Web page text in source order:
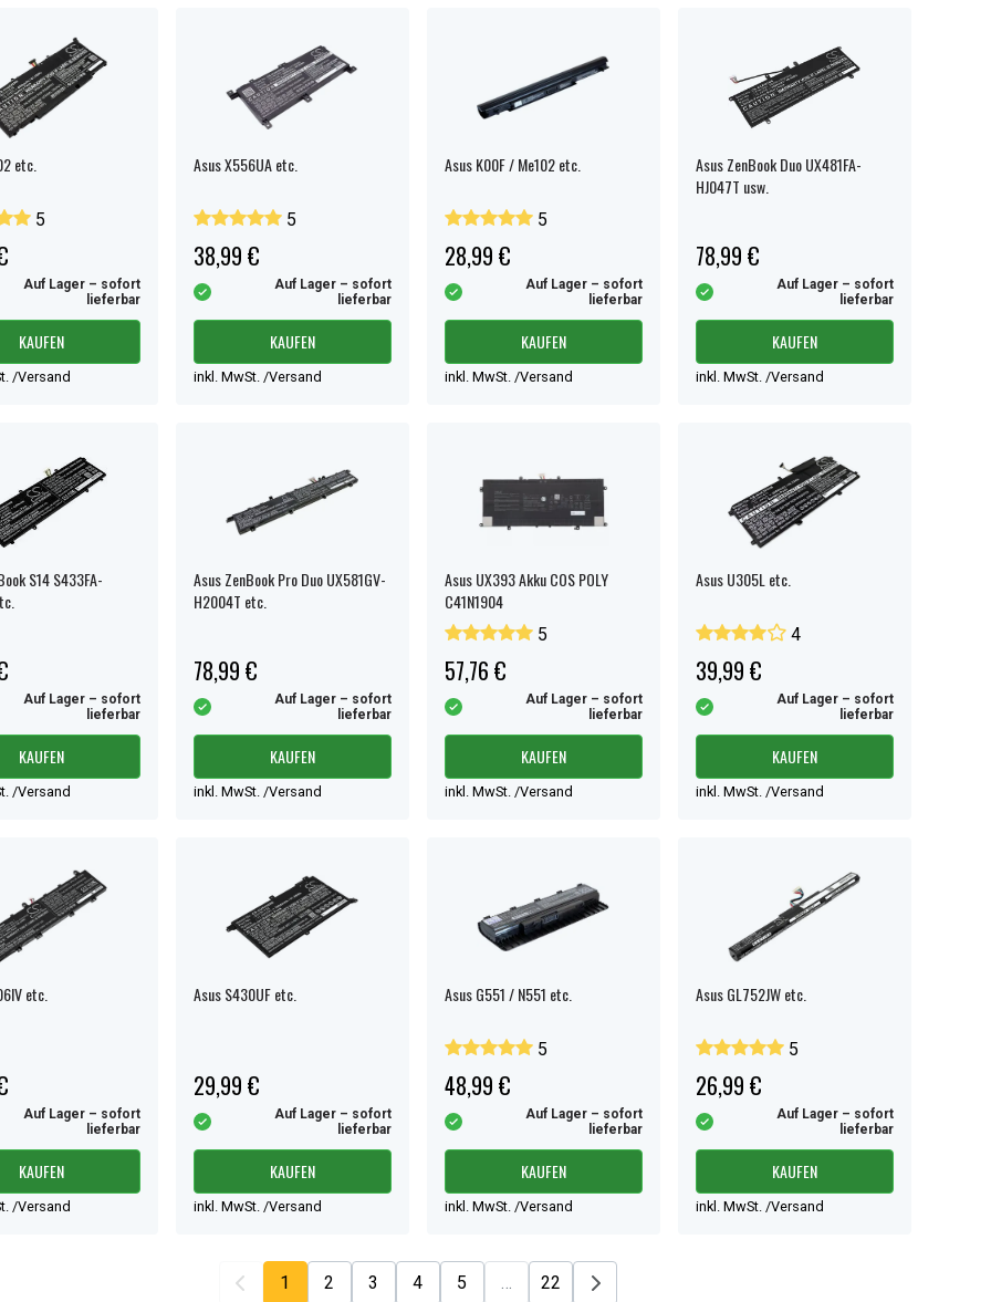
etc.
5
Auf Lager – sofort
lieferbar
KAUFEN
/Versand
Asus X556UA etc.
5
38,99 €
Auf Lager – sofort
lieferbar
KAUFEN
inkl. MwSt. /Versand
Asus K00F / Me102 etc.
5
28,99 €
Auf Lager – sofort
lieferbar
KAUFEN
inkl. MwSt. /Versand
Asus ZenBook Duo UX481FA-
HJ047T usw.
78,99 €
Auf Lager – sofort
lieferbar
KAUFEN
inkl. MwSt. /Versand
S14 S433FA-
Auf Lager – sofort
lieferbar
KAUFEN
/Versand
Asus ZenBook Pro Duo UX581GV-
H2004T etc.
78,99 €
Auf Lager – sofort
lieferbar
KAUFEN
inkl. MwSt. /Versand
Asus UX393 Akku COS POLY
C41N1904
5
57,76 €
Auf Lager – sofort
lieferbar
KAUFEN
inkl. MwSt. /Versand
Asus U305L etc.
4
39,99 €
Auf Lager – sofort
lieferbar
KAUFEN
inkl. MwSt. /Versand
etc.
Auf Lager – sofort
lieferbar
KAUFEN
/Versand
Asus S430UF etc.
29,99 €
Auf Lager – sofort
lieferbar
KAUFEN
inkl. MwSt. /Versand
Asus G551 / N551 etc.
5
48,99 €
Auf Lager – sofort
lieferbar
KAUFEN
inkl. MwSt. /Versand
Asus GL752JW etc.
5
26,99 €
Auf Lager – sofort
lieferbar
KAUFEN
inkl. MwSt. /Versand
1 2 3 4 5 … 22